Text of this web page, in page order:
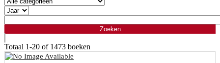
Totaal 1-20 of 1473 boeken